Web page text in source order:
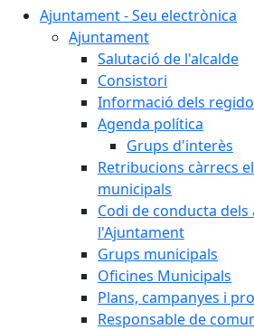
Ajuntament - Seu electrònica
Ajuntament
Salutació de l'alcalde
Consistori
Informació dels
Agenda política
Grups d'interès
Retribucions càrrecs
municipals
Codi de conducta
l'Ajuntament
Grups municipals
Oficines Municipals
Plans, campanyes i
Responsable de